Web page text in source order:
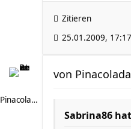
Zitieren
25.01.2009, 17:17
Pinacolada89
von
Sabrina86